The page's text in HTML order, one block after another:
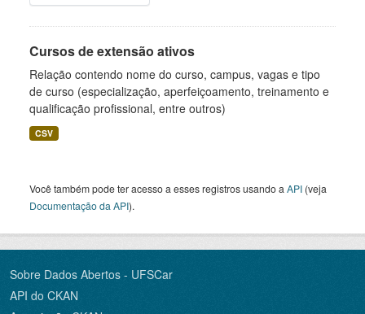
Cursos de extensão ativos
Relação contendo nome do curso, campus, vagas e tipo
de curso (especialização, aperfeiçoamento, treinamento e
qualificação profissional, entre outros)
CSV
Você também pode ter acesso a esses registros usando a API (veja
Documentação da API).
Sobre Dados Abertos - UFSCar
API do CKAN